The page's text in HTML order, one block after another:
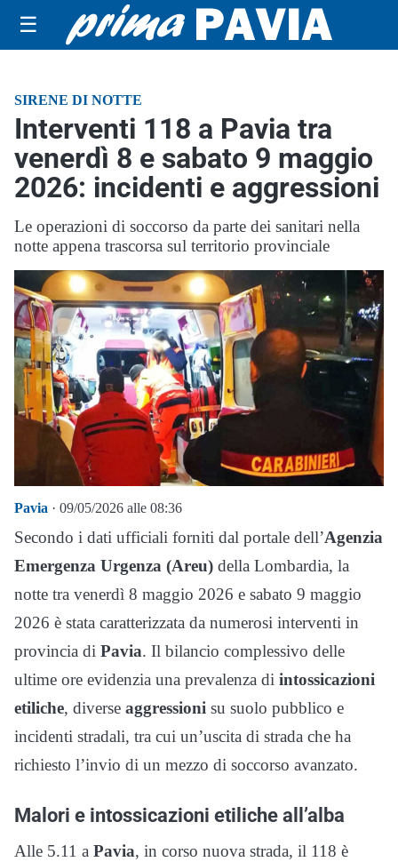
☰
SIRENE DI NOTTE
Interventi 118 a Pavia tra
venerdì 8 e sabato 9 maggio
2026: incidenti e aggressioni
Le operazioni di soccorso da parte dei sanitari nella
notte appena trascorsa sul territorio provinciale
Pavia · 09/05/2026 alle 08:36
Secondo i dati ufficiali forniti dal portale dell’Agenzia
Emergenza Urgenza (Areu) della Lombardia, la
notte tra venerdì 8 maggio 2026 e sabato 9 maggio
2026 è stata caratterizzata da numerosi interventi in
provincia di Pavia. Il bilancio complessivo delle
ultime ore evidenzia una prevalenza di intossicazioni
etiliche, diverse aggressioni su suolo pubblico e
incidenti stradali, tra cui un’uscita di strada che ha
richiesto l’invio di un mezzo di soccorso avanzato.
Malori e intossicazioni etiliche all’alba
Alle 5.11 a Pavia, in corso nuova strada, il 118 è